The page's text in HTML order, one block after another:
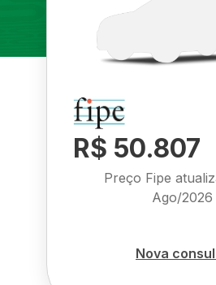
R$ 50.807
Preço Fipe
Ago/2026
Nova